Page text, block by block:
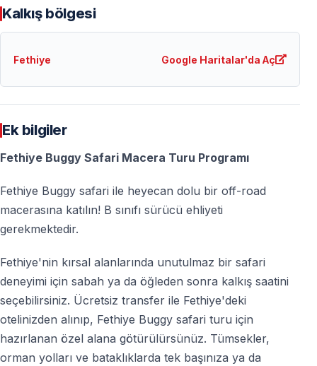
Sıkça Sorulan Sorular — Fethiye Buggy Safari
Daha önce buggy kullandım mı, sorun olur mu?
Hayır — temel araç kullanma bilgisi yeterlidir, parkur
yeni başlayanlara uygundur.
Yolcular için gerekmez.
Bir buggy araca iki kişi binebilir mi?
kapasitelidir.
Tur güvenli mi?
Evet — tur rehberlidir, kask verilir ve güvenlik kuralları
tur öncesinde detaylı şekilde anlatılır.
Kalkış bölgesi
Fethiye Google Haritalar'da Aç
Ek bilgiler
Fethiye Buggy Safari Macera Turu Programı
Fethiye Buggy safari ile heyecan dolu bir off-road
macerasına katılın! B sınıfı sürücü ehliyeti
gerekmektedir.
Fethiye'nin kırsal alanlarında unutulmaz bir safari
deneyimi için sabah ya da öğleden sonra kalkış saatini
seçebilirsiniz. Ücretsiz transfer ile Fethiye'deki
otelinizden alınıp, Fethiye Buggy safari turu için
hazırlanan özel alana götürülürsünüz. Tümsekler,
orman yolları ve bataklıklarda tek başınıza ya da